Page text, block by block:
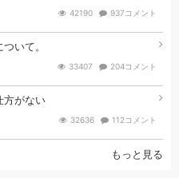
42190 937コメント
いて。
33407 204コメント
方がない
32636 112コメント
もっと見る